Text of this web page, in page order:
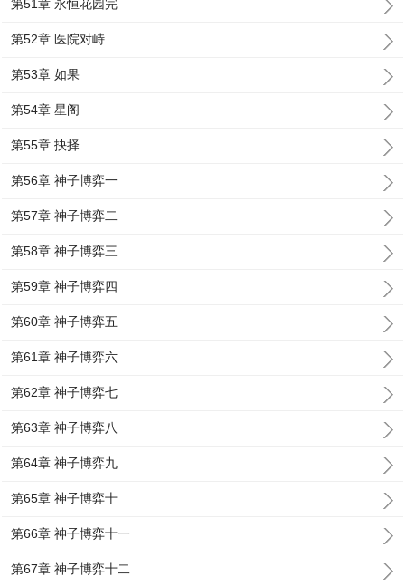
第51章 永恒花园完
第52章 医院对峙
第53章 如果
第54章 星阁
第55章 抉择
第56章 神子博弈一
第57章 神子博弈二
第58章 神子博弈三
第59章 神子博弈四
第60章 神子博弈五
第61章 神子博弈六
第62章 神子博弈七
第63章 神子博弈八
第64章 神子博弈九
第65章 神子博弈十
第66章 神子博弈十一
第67章 神子博弈十二